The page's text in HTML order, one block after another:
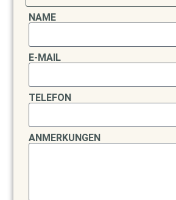
NAME
E-MAIL
TELEFON
ANMERKUNGEN